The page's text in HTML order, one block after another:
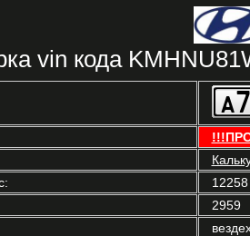
vin кода
12258
2959